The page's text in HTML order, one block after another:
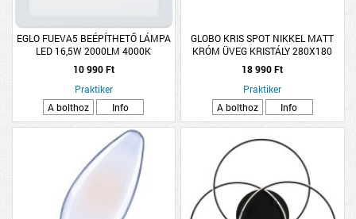
EGLO FUEVA5 BEÉPÍTHETŐ LÁMPA
LED 16,5W 2000LM 4000K
21,6X21,6CM FEHÉR
10 990 Ft
Praktiker
A bolthoz
Info
GLOBO KRIS SPOT NIKKEL MATT
KRÓM ÜVEG KRISTÁLY 280X180
2XE14 40W
18 990 Ft
Praktiker
A bolthoz
Info